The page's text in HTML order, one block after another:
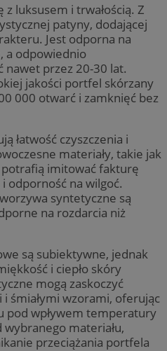
luksusem i trwałością. Z
patyny, dodającej
Jest odporna na
a odpowiednio
nawet przez 20-30 lat.
jakości portfel skórzany
000 otwarć i zamknięć bez
łatwość czyszczenia i
materiały, takie jak
imitować fakturę
odporność na wilgoć.
syntetyczne są
na rozdarcia niż
są subiektywne, jednak
i ciepło skóry
mogą zaskoczyć
śmiałymi wzorami, oferując
pod wpływem temperatury
wybranego materiału,
przeciążania portfela